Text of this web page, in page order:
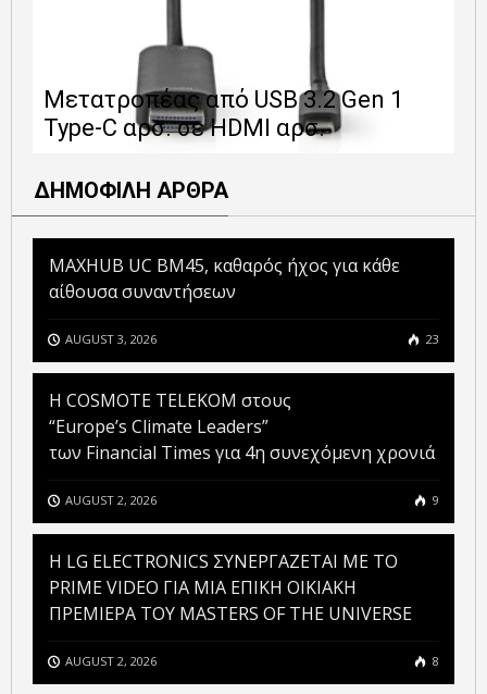
Μετατροπέας από USB 3.2 Gen 1
Type-C αρσ. σε HDMI αρσ.
ΔΗΜΟΦΙΛΗ ΑΡΘΡΑ
MAXHUB UC BM45, καθαρός ήχος για κάθε
αίθουσα συναντήσεων
AUGUST 3, 2026 23
Η COSMOTE TELEKOM στους
“Europe’s Climate Leaders”
των Financial Times για 4η συνεχόμενη χρονιά
AUGUST 2, 2026 9
H LG ELECTRONICS ΣΥΝΕΡΓΑΖΕΤΑΙ ΜΕ ΤΟ
PRIME VIDEO ΓΙΑ ΜΙΑ ΕΠΙΚΗ ΟΙΚΙΑΚΗ
ΠΡΕΜΙΕΡΑ ΤΟΥ MASTERS OF THE UNIVERSE
AUGUST 2, 2026 8